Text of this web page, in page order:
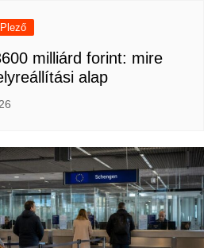
milliárd forint: mire
alap